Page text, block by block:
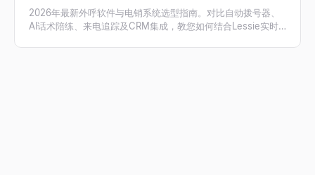
2026年最新外呼软件与电销系统选型指南。对比自动拨号器、
AI话术陪练、来电追踪及CRM集成，教您如何结合Lessie实时